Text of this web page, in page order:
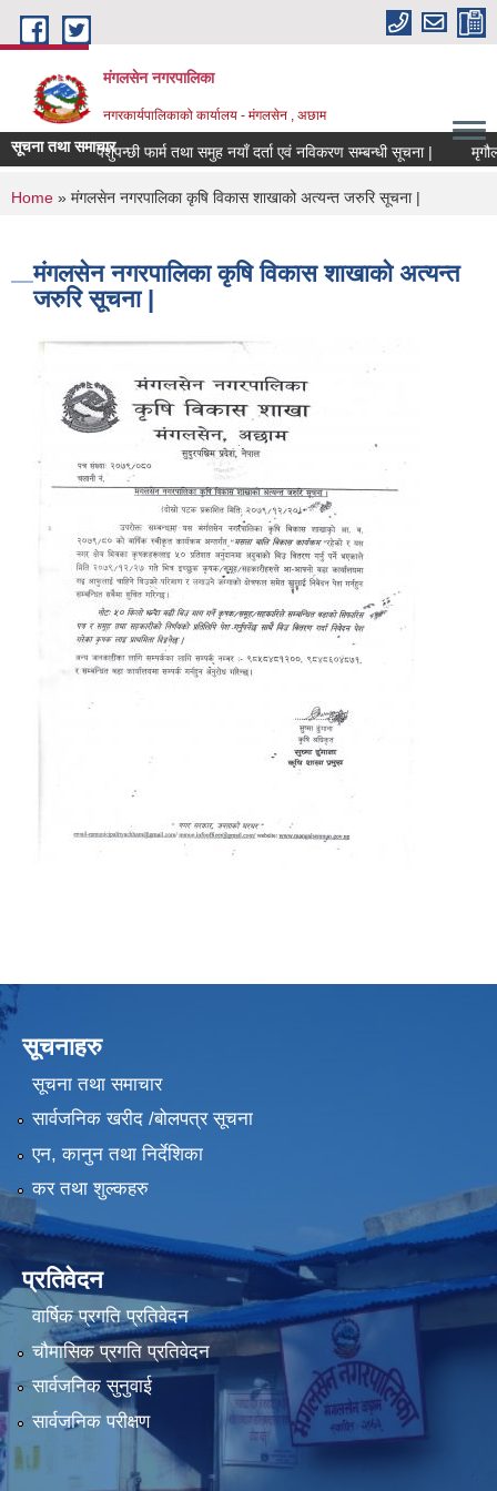
Skip to main content
मंगलसेन नगरपालिका
नगरकार्यपालिकाको कार्यालय - मंगलसेन , अछाम
सूचना तथा समाचारपशुपन्छी फार्म तथा समुह नयाँ दर्ता एवं नविकरण सम्बन्धी सूचना |
You are here
Home » मंगलसेन नगरपालिका कृषि विकास शाखाको अत्यन्त जरुरि सूचना |
मंगलसेन नगरपालिका कृषि विकास शाखाको अत्यन्त
जरुरि सूचना |
सूचनाहरु
सूचना तथा समाचार
सार्वजनिक खरीद /बोलपत्र सूचना
एन, कानुन तथा निर्देशिका
कर तथा शुल्कहरु
प्रतिवेदन
वार्षिक प्रगति प्रतिवेदन
चौमासिक प्रगति प्रतिवेदन
सार्वजनिक सुनुवाई
सार्वजनिक परीक्षण